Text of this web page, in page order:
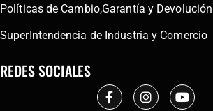
Políticas de Cambio,Garantía y Devolución
SuperIntendencia de Industria y Comercio
REDES SOCIALES